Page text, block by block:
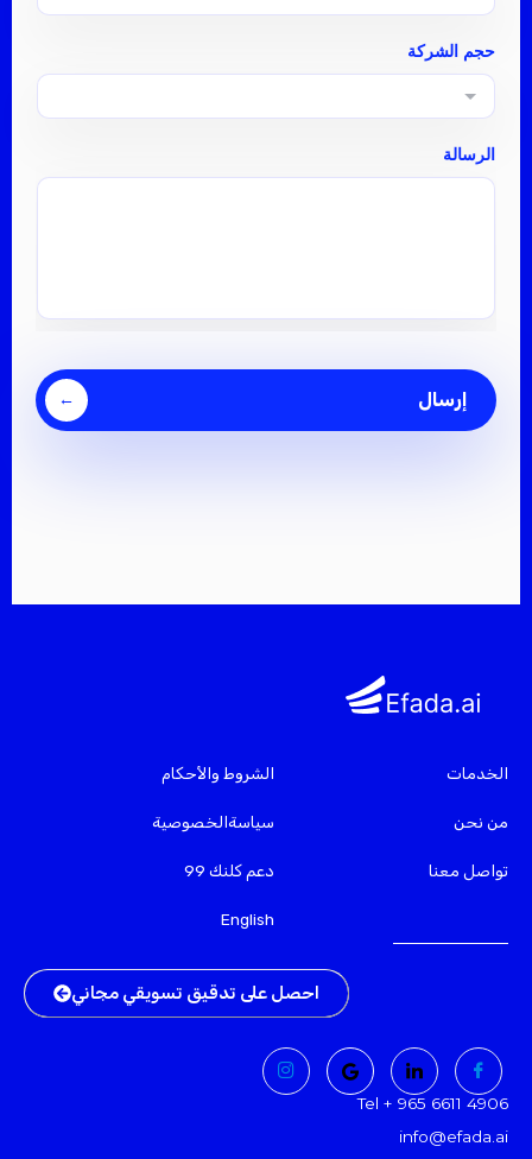
حجم الشركة
الرسالة
إرسال
الخدمات
من نحن
تواصل معنا
الشروط والأحكام
سياسةالخصوصية
دعم كلنك 99
English
احصل على تدقيق تسويقي مجاني
Tel + 965 6611 4906
info@efada.ai